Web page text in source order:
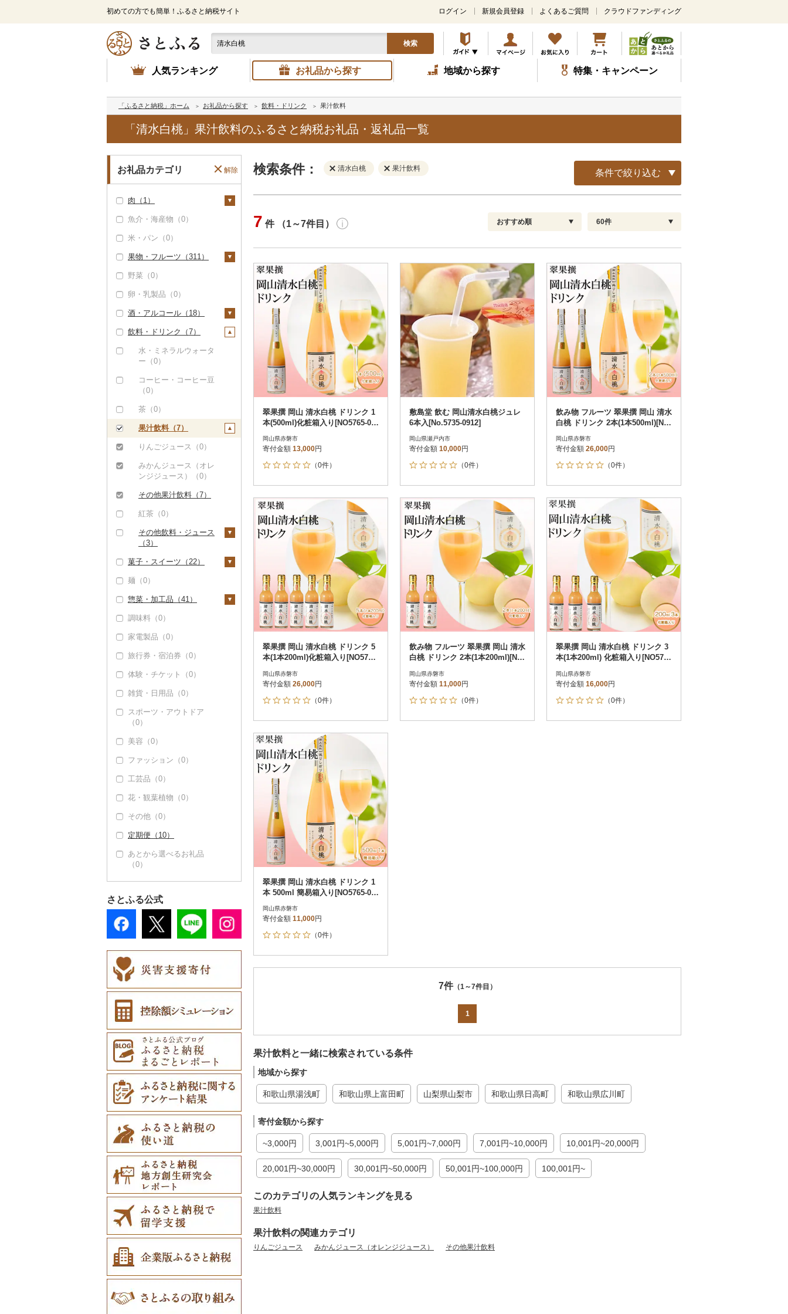
初めての方でも簡単！ふるさと納税サイト
メ
ン
コ
ン
テ
ツ
ッ
ログイン 新規会員登録 よくあるご質問 クラウドファンディング
検索
人気ランキング お礼品から探す 地域から探す 特集・キャンペーン
「ふるさと納税」ホーム お礼品から探す 飲料・ドリンク 果汁飲料
「清水白桃」果汁飲料のふるさと納税お礼品・返礼品一覧
お礼品カテゴリ 解除
肉（1）
牛肉（精肉）（0）
牛肉（加工品）（0）
豚肉（精肉）（0）
豚肉（加工品）（1）
ハンバーグ（0）
もつ鍋（0）
ハム（0）
ソーセージ・ウインナ
ー（1）
ベーコン・サラミ
（0）
その他豚肉（加工品）
（0）
鶏肉（0）
鹿肉（0）
馬肉（0）
羊肉・ラム肉（ジンギ
スカン）（0）
鴨肉（0）
その他肉・加工品
（0）
魚介・海産物（0）
米・パン（0）
果物・フルーツ（311）
ぶどう・マスカット
デラウェア（0）
シャインマスカット
（8）
その他ぶどう・マスカ
ット（0）
メロン（0）
さくらんぼ（0）
マンゴー（0）
みかん・柑橘（0）
キウイ（0）
柿（カキ）（0）
ドライフルーツ（0）
その他果物（0）
野菜（0）
卵・乳製品（0）
酒・アルコール（18）
ビール・発泡酒（1）
ビール（0）
地ビール・クラフトビ
日本酒（0）
梅酒（0）
泡盛（0）
ワイン（8）
白ワイン（3）
赤ワイン（1）
シャンパン・スパーク
リングワイン（2）
その他ワイン（6）
ウイスキー（0）
リキュール・洋酒（1
0）
甘酒（0）
ノンアルコール（0）
その他酒（0）
飲料・ドリンク（7）
水・ミネラルウォータ
ー（0）
コーヒー・コーヒー豆
（0）
茶（0）
果汁飲料（7）
りんごジュース（0）
みかんジュース（オレ
ンジジュース）（0）
その他果汁飲料（7）
紅茶（0）
その他飲料・ジュース
（3）
野菜ジュース（0）
炭酸飲料（0）
豆乳（0）
その他飲料・ジュース
菓子・スイーツ（22）
ケーキ（3）
クッキー（0）
焼き菓子（0）
プリン（0）
ゼリー（17）
チョコレート（0）
カステラ（0）
アイス・ジェラート
（2）
その他洋菓子（0）
煎餅・おかき（0）
羊羹（0）
饅頭（0）
大福（0）
その他和菓子（0）
麺（0）
惣菜・加工品（41）
惣菜（0）
カレー・シチュー
スープ（0）
豆腐・納豆（0）
漬物（0）
缶詰・瓶詰（41）
肉（0）
魚（0）
果物（41）
ジャム（0）
4）
乾物（0）
燻製（スモーク）
その他加工品（0）
調味料（0）
家電製品（0）
旅行券・宿泊券（0）
体験・チケット（0）
雑貨・日用品（0）
スポーツ・アウトドア
（0）
美容（0）
ファッション（0）
工芸品（0）
花・観葉植物（0）
その他（0）
定期便（10）
あとから選べるお礼品
（0）
さとふる公式
検索条件： 清水白桃 果汁飲料 条件で絞り込む
円
決済方法 解除
PayPay
クレジットカード決済
Amazon Pay
楽天ペイ
メルペイ
コンビニ支払い
ソフトバンクまとめて支払い
d払い
金融機関(Pay-easy決済)
解除
発送種別 解除
通常
冷蔵便
冷凍便
配送指定 解除
お届け日時指定可
お届け時間帯指定可
発送される月指定可
その他 解除
さとふる限定のお礼品
定期便
さとふるアプリdeワンストップ申請
対象
結果を見る（
7 件 （1～7件目） おすすめ順
新着順
レビュー件数順
レビュー評価順
寄付金額が高い順
60件
60
90
翠果撰 岡山 清水白桃 ドリンク 1
本(500ml)化粧箱入り[NO5765-05
70]
岡山県赤磐市
寄付金額 13,000円
（0件）
敷島堂 飲む 岡山清水白桃ジュレ
6本入[No.5735-0912]
岡山県瀬戸内市
寄付金額 10,000円
（0件）
飲み物 フルーツ 翠果撰 岡山 清水
白桃 ドリンク 2本(1本500ml)[NO
5765-0571]
岡山県赤磐市
寄付金額 26,000円
（0件）
翠果撰 岡山 清水白桃 ドリンク 5
本(1本200ml)化粧箱入り[NO5765-
岡山県赤磐市
寄付金額 26,000円
（0件）
飲み物 フルーツ 翠果撰 岡山 清水
白桃 ドリンク 2本(1本200ml)[NO
岡山県赤磐市
寄付金額 11,000円
（0件）
翠果撰 岡山 清水白桃 ドリンク 3
本(1本200ml) 化粧箱入り[NO5765
岡山県赤磐市
寄付金額 16,000円
（0件）
翠果撰 岡山 清水白桃 ドリンク 1
本 500ml 簡易箱入り[NO5765-09
岡山県赤磐市
寄付金額 11,000円
（0件）
7件（1～7件目）
1
果汁飲料と一緒に検索されている条件
地域から探す
和歌山県湯浅町 和歌山県上富田町 山梨県山梨市 和歌山県日高町 和歌山県広川町
寄付金額から探す
~3,000円 3,001円~5,000円 5,001円~7,000円 7,001円~10,000円 10,001円~20,000円
20,001円~30,000円 30,001円~50,000円 50,001円~100,000円 100,001円~
このカテゴリの人気ランキングを見る
果汁飲料
果汁飲料の関連カテゴリ
りんごジュース みかんジュース（オレンジジュース） その他果汁飲料